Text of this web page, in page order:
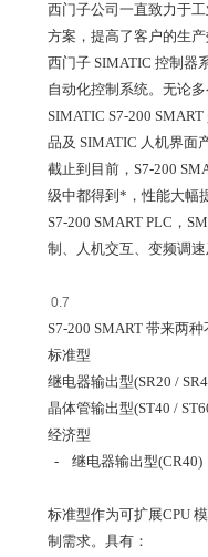
西门子公司一直致力于
方案，提高了客户的生
西门子 SIMATIC 控制器
自动化控制系统。无论
SIMATIC S7-200
品及 SIMATIC 人机界面
截止到目前，S7-200
级中都得到*，性能大幅
S7-200 SMART PLC，
制、人机交互、变频调
0.7
S7-200 SMART 带来两
标准型
继电器输出型(SR20 /
晶体管输出型(ST40 /
经济型
- 继电器输出型(CR40)
标准型作为可扩展CPU
制需求。具有：